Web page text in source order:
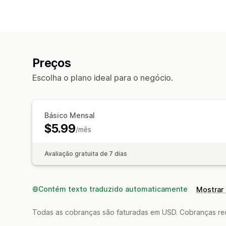
Preços
Escolha o plano ideal para o negócio.
Básico Mensal
$5.99/mês
Avaliação gratuita de 7 dias
Contém texto traduzido automaticamente Mostrar
Todas as cobranças são faturadas em USD. Cobranças